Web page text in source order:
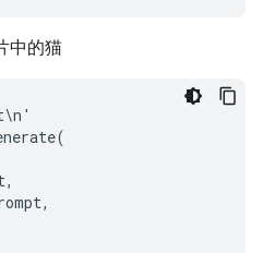
中的猫